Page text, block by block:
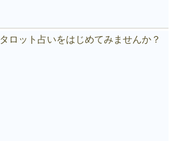
タロット占いをはじめてみませんか？